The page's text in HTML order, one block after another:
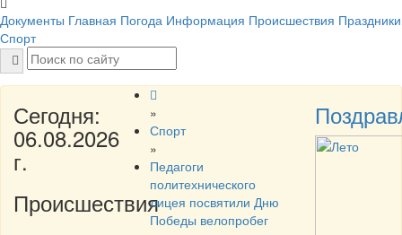
Документы Главная Погода Информация Происшествия Праздники
Спорт
Сегодня:
06.08.2026
г.
Происшествия
»
Спорт
»
Педагоги
политехнического
лицея посвятили Дню
Победы велопробег